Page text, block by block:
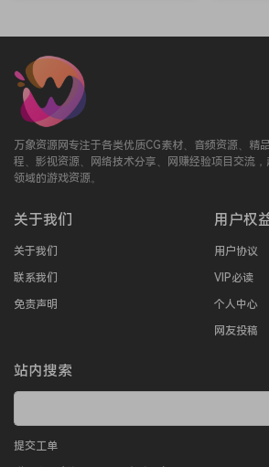
万象资源网专注于各类优质CG素材、音频资源、精
程、影视资源、网络技术分享、网赚经验项目交流
领域的游戏资源。
关于我们
关于我们
联系我们
免责声明
用户权
用户协议
VIP必读
个人中心
网友投稿
站内搜索
提交工单